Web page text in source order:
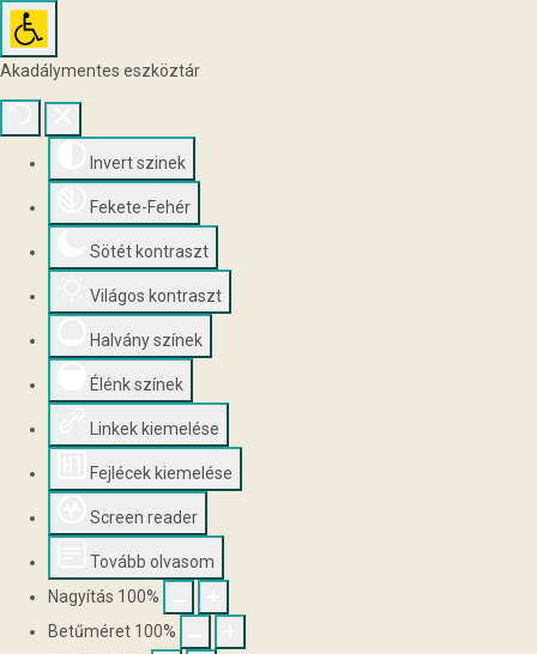
Akadálymentes eszköztár
Invert szinek
Fekete-Fehér
Sötét kontraszt
Világos kontraszt
Halvány színek
Élénk színek
Linkek kiemelése
Fejlécek kiemelése
Screen reader
Tovább olvasom
Nagyítás 100%
Betűméret 100%